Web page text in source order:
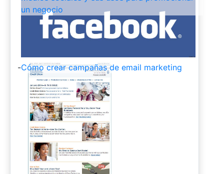
un negocio
-Cómo crear campañas de email marketing